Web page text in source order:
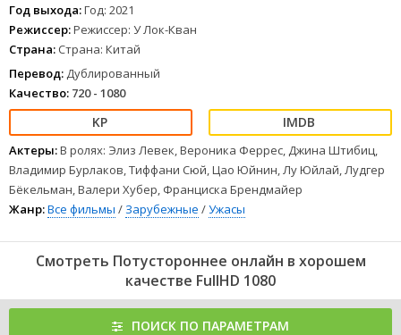
Год выхода:Год: 2021
Режиссер:Режиссер: У Лок-Кван
Страна: Страна: Китай
Перевод: Дублированный
Качество: 720 - 1080
Актеры:В ролях: Элиз Левек, Вероника Феррес, Джина Штибиц,
Владимир Бурлаков, Тиффани Сюй, Цао Юйнин, Лу Юйлай, Лудгер
Бёкельман, Валери Хубер, Франциска Брендмайер
Жанр:Все фильмы / Зарубежные /Ужасы
Смотреть Потустороннее онлайн в хорошем
качестве FullHD 1080
ПОИСК ПО ПАРАМЕТРАМ